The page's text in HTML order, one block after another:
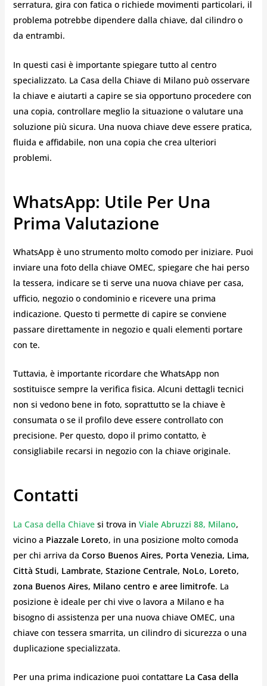
serratura, gira con fatica o richiede movimenti particolari, il
problema potrebbe dipendere dalla chiave, dal cilindro o
da entrambi.
In questi casi è importante spiegare tutto al centro
specializzato. La Casa della Chiave di Milano può osservare
la chiave e aiutarti a capire se sia opportuno procedere con
una copia, controllare meglio la situazione o valutare una
soluzione più sicura. Una nuova chiave deve essere pratica,
fluida e affidabile, non una copia che crea ulteriori
problemi.
WhatsApp: Utile Per Una
Prima Valutazione
WhatsApp è uno strumento molto comodo per iniziare. Puoi
inviare una foto della chiave OMEC, spiegare che hai perso
la tessera, indicare se ti serve una nuova chiave per casa,
ufficio, negozio o condominio e ricevere una prima
indicazione. Questo ti permette di capire se conviene
passare direttamente in negozio e quali elementi portare
con te.
Tuttavia, è importante ricordare che WhatsApp non
sostituisce sempre la verifica fisica. Alcuni dettagli tecnici
non si vedono bene in foto, soprattutto se la chiave è
consumata o se il profilo deve essere controllato con
precisione. Per questo, dopo il primo contatto, è
consigliabile recarsi in negozio con la chiave originale.
Contatti
La Casa della Chiave si trova in Viale Abruzzi 88, Milano,
vicino a Piazzale Loreto, in una posizione molto comoda
per chi arriva da Corso Buenos Aires, Porta Venezia, Lima,
Città Studi, Lambrate, Stazione Centrale, NoLo, Loreto,
zona Buenos Aires, Milano centro e aree limitrofe. La
posizione è ideale per chi vive o lavora a Milano e ha
bisogno di assistenza per una nuova chiave OMEC, una
chiave con tessera smarrita, un cilindro di sicurezza o una
duplicazione specializzata.
Per una prima indicazione puoi contattare La Casa della